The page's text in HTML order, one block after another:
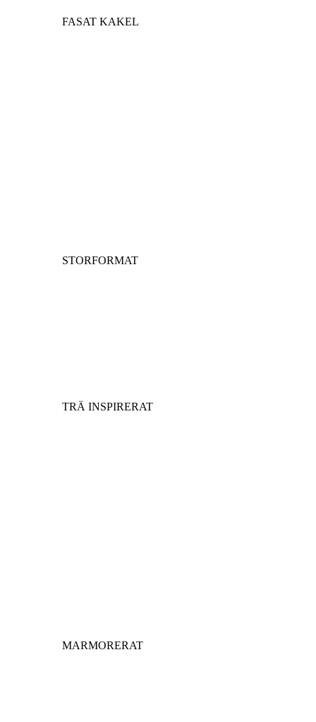
FASAT KAKEL
STORFORMAT
TRÄ INSPIRERAT
MARMORERAT